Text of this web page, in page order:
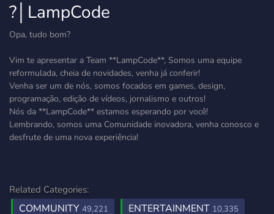
?│LampCode
Opa, tudo bom?
Vim te apresentar a Team **LampCode**, Somos uma equipe
reformulada, cheia de novidades, venha já conferir!
Venha ser um de nós, somos focados em games, design,
programação, edição de vídeos, jornalismo e outros!
Nós da **LampCode** estamos esperando por você!
Lembrando, somos uma Comunidade inovadora, venha conosco e
desfrute de uma nova experiência!
Related Categories:
COMMUNITY 49,221 ENTERTAINMENT 10,335